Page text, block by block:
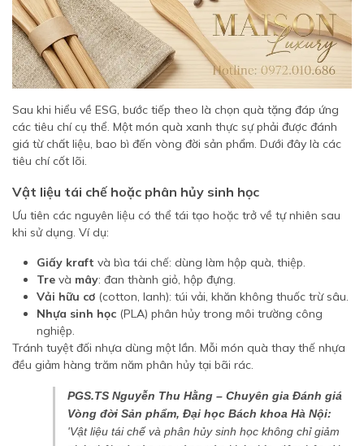
Sau khi hiểu về ESG, bước tiếp theo là chọn quà tặng đáp ứng
các tiêu chí cụ thể. Một món quà xanh thực sự phải được đánh
giá từ chất liệu, bao bì đến vòng đời sản phẩm. Dưới đây là các
tiêu chí cốt lõi.
Vật liệu tái chế hoặc phân hủy sinh học
Ưu tiên các nguyên liệu có thể tái tạo hoặc trở về tự nhiên sau
khi sử dụng. Ví dụ:
Giấy kraft và bìa tái chế: dùng làm hộp quà, thiệp.
Tre và mây: đan thành giỏ, hộp đựng.
Vải hữu cơ (cotton, lanh): túi vải, khăn không thuốc trừ sâu.
Nhựa sinh học (PLA) phân hủy trong môi trường công
nghiệp.
Tránh tuyệt đối nhựa dùng một lần. Mỗi món quà thay thế nhựa
đều giảm hàng trăm năm phân hủy tại bãi rác.
PGS.TS Nguyễn Thu Hằng – Chuyên gia Đánh giá
Vòng đời Sản phẩm, Đại học Bách khoa Hà Nội:
'Vật liệu tái chế và phân hủy sinh học không chỉ giảm